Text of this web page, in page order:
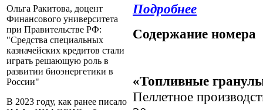
Ольга Ракитова, доцент
Финансового университета
при Правительстве РФ:
"Средства специальных
казначейских кредитов стали
играть решающую роль в
развитии биоэнергетики в
России"
В 2023 году, как ранее писало
Подробнее
Содержание номера
«Топливные
Пеллетное